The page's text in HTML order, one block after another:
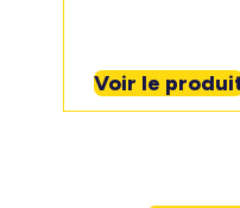
Voir le